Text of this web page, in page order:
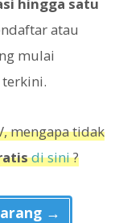
atau
mulai
mengapa tidak
di sini?
→